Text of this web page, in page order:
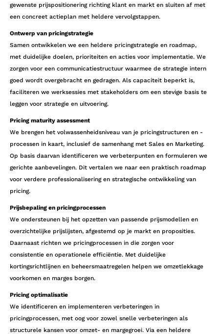
gewenste prijspositionering richting klant en markt en sluiten af met
een concreet actieplan met heldere vervolgstappen.
Ontwerp van pricingstrategie
Samen ontwikkelen we een heldere pricingstrategie en roadmap,
met duidelijke doelen, prioriteiten en acties voor implementatie. We
zorgen voor een communicatiestructuur waarmee de strategie intern
goed wordt overgebracht en gedragen. Als capaciteit beperkt is,
faciliteren we werksessies met stakeholders om een stevige basis te
leggen voor strategie en uitvoering.
Pricing maturity assessment
We brengen het volwassenheidsniveau van je pricingstructuren en -
processen in kaart, inclusief de samenhang met Sales en Marketing.
Op basis daarvan identificeren we verbeterpunten en formuleren we
gerichte aanbevelingen. Dit vertalen we naar een praktisch roadmap
voor verdere professionalisering en strategische ontwikkeling van
pricing.
Prijsbepaling en pricingprocessen
We ondersteunen bij het opzetten van passende prijsmodellen en
overzichtelijke prijslijsten, afgestemd op je markt en proposities.
Daarnaast richten we pricingprocessen in die zorgen voor
consistentie en operationele efficiëntie. Met duidelijke
kortingsrichtlijnen en beheersmaatregelen helpen we omzetlekkage
voorkomen en marges borgen.
Pricing optimalisatie
We identificeren en implementeren verbeteringen in
pricingprocessen, met oog voor zowel snelle verbeteringen als
structurele kansen voor omzet- en margegroei. Via een heldere